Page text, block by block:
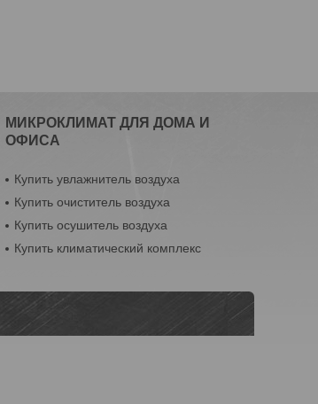
МИКРОКЛИМАТ ДЛЯ ДОМА И
ОФИСА
Купить увлажнитель воздуха
Купить очиститель воздуха
Купить осушитель воздуха
Купить климатический комплекс